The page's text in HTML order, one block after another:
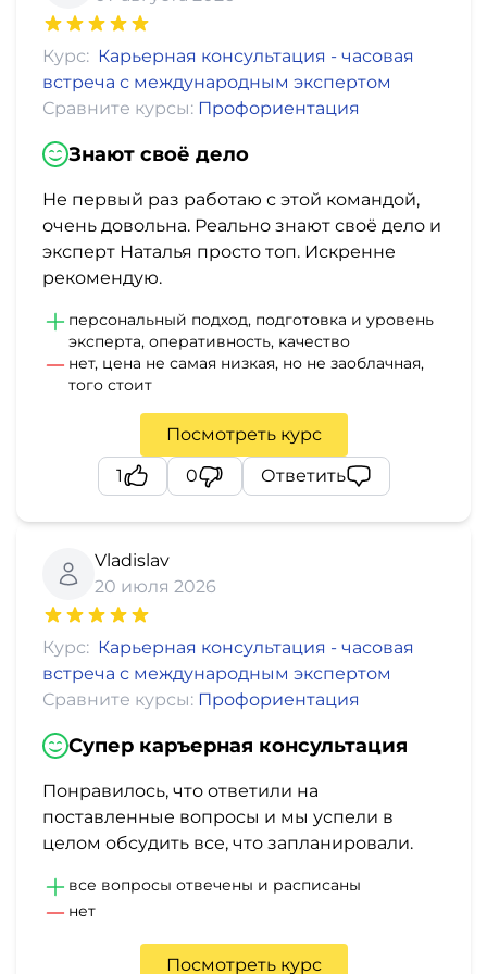
Курс: Карьерная консультация - часовая
встреча с международным экспертом
Сравните курсы: Профориентация
Знают своё дело
Не первый раз работаю с этой командой,
очень довольна. Реально знают своё дело и
эксперт Наталья просто топ. Искренне
рекомендую.
персональный подход, подготовка и уровень
эксперта, оперативность, качество
нет, цена не самая низкая, но не заоблачная,
того стоит
Посмотреть курс
1
0 Ответить
Vladislav
20 июля 2026
Курс: Карьерная консультация - часовая
встреча с международным экспертом
Сравните курсы: Профориентация
Супер каръерная консультация
Понравилось, что ответили на
поставленные вопросы и мы успели в
целом обсудить все, что запланировали.
все вопросы отвечены и расписаны
нет
Посмотреть курс
аудио
Маркетинг
Иностранный
язык
Для
детей
Красота,
здоровье,
Психология
саморазвитие
Прочее
Репетиторы
Тесты
на